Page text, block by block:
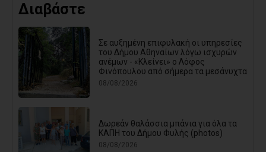
Διαβάστε
Σε αυξημένη επιφυλακή οι υπηρεσίες
του Δήμου Αθηναίων λόγω ισχυρών
ανέμων - «Κλείνει» ο Λόφος
Φινόπουλου από σήμερα τα μεσάνυχτα
08/08/2026
Δωρεάν θαλάσσια μπάνια για όλα τα
ΚΑΠΗ του Δήμου Φυλής (photos)
08/08/2026